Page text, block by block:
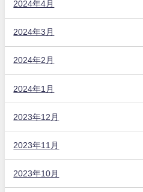
2024年4月
2024年3月
2024年2月
2024年1月
2023年12月
2023年11月
2023年10月